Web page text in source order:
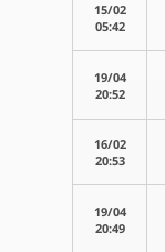
15/02
05:42
19/04
20:52
16/02
20:53
19/04
20:49